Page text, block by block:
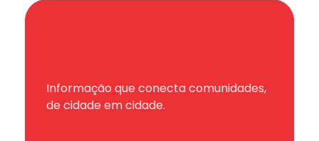
Informação que conecta comunidades,
de cidade em cidade.